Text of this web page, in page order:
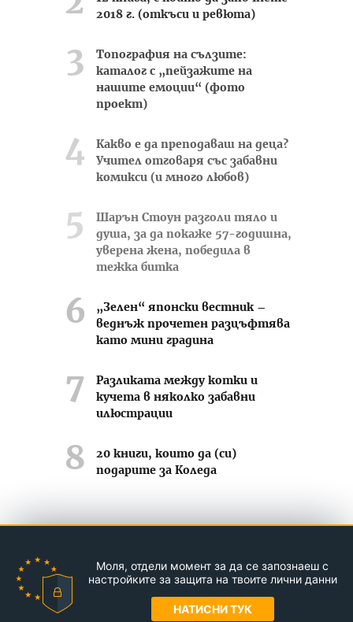
2018 г. (откъси и ревюта)
Топография на сълзите:
каталог с „пейзажите на
нашите емоции“ (фото
проект)
Какво е да преподаваш на деца?
Учител отговаря със забавни
комикси (и много любов)
Шарън Стоун разголи тяло и
душа, за да покаже 57-годишна,
уверена жена, победила в
тежка битка
„Зелен“ японски вестник –
веднъж прочетен разцъфтява
като мини градина
Разликата между котки и
кучета в няколко забавни
илюстрации
20 книги, които да (си)
подарите за Коледа
Контакти За нас Реклама
© Jasmin.bg 2011-2026
Моля, отдели момент за да се запознаеш с
настройките за защита на твоите лични данни
НАТИСНИ ТУК